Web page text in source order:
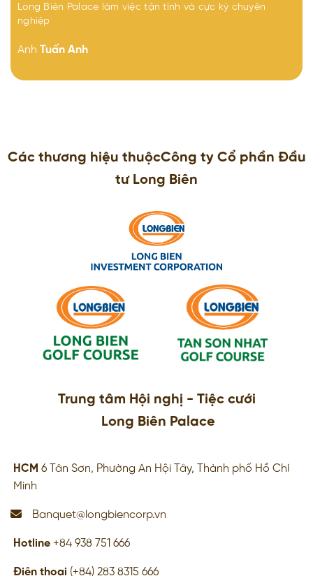
Long Biên Palace làm việc tận tình và cực kỳ chuyên
nghiệp
Anh Tuấn Anh
Các thương hiệu thuộcCông ty Cổ phần Đầu
tư Long Biên
Trung tâm Hội nghị - Tiệc cưới
Long Biên Palace
HCM 6 Tân Sơn, Phường An Hội Tây, Thành phố Hồ Chí
Minh
Banquet@longbiencorp.vn
Hotline +84 938 751 666
Điện thoại (+84) 283 8315 666